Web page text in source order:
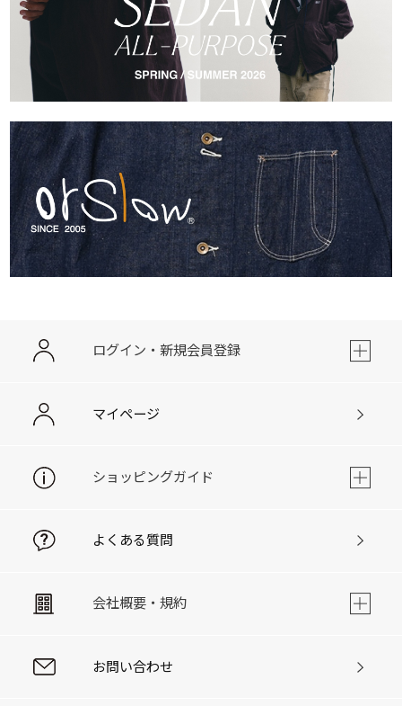
ログイン・新規会員登録
マイページ
ショッピングガイド
よくある質問
会社概要・規約
お問い合わせ